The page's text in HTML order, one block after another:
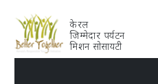
केरल
जिम्मेदार पर्यटन
मिशन सोसायटी